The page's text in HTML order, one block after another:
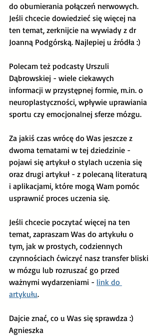
do obumierania połączeń nerwowych.
Jeśli chcecie dowiedzieć się więcej na
ten temat, zerknijcie na wywiady z dr
Joanną Podgórską. Najlepiej u źródła :)
Polecam też podcasty Urszuli
Dąbrowskiej - wiele ciekawych
informacji w przystępnej formie, m.in. o
neuroplastyczności, wpływie uprawiania
sportu czy emocjonalnej sferze mózgu.
Za jakiś czas wrócę do Was jeszcze z
dwoma tematami w tej dziedzinie -
pojawi się artykuł o stylach uczenia się
oraz drugi artykuł - z polecaną literaturą
i aplikacjami, które mogą Wam pomóc
usprawnić proces uczenia się.
Jeśli chcecie poczytać więcej na ten
temat, zapraszam Was do artykułu o
tym, jak w prostych, codziennych
czynnościach ćwiczyć nasz transfer bliski
w mózgu lub rozruszać go przed
ważnymi wydarzeniami - link do
artykułu.
Dajcie znać, co u Was się sprawdza :)
Agnieszka